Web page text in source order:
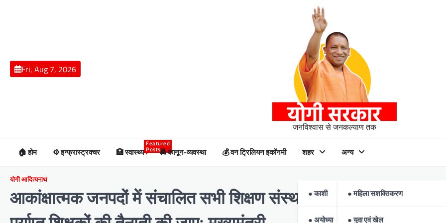
Fri, Aug 7, 2026
जनविश्वास से जनकल्याण तक
🏠 होम ⚙️ इन्फ्रास्ट्रक्चर 🏥 स्वास्थ्य
Featured
Posts🚔 कानून-व्यवस्था 💰 वन ट्रिलियन इकॉनमी शहर
● काशी
● अयोध्या
अन्य
● महिला सशक्तिकरण
● युवा एवं खेल
योगी आदित्यनाथ
आकांक्षात्मक जनपदों में संचालित सभी शिक्षण संस्थानों में प्राथमिकता के